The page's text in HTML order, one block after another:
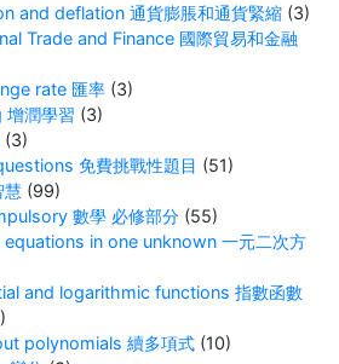
and deflation 通貨膨脹和通貨緊縮 (3)
Trade and Finance 國際貿易和金融
rate 匯率 (3)
潤學習 (3)
(3)
免費挑戰性題目 (51)
慧 (99)
數學 必修部分 (55)
in one unknown 一元二次方
and logarithmic functions 指數函數
polynomials 續多項式 (10)